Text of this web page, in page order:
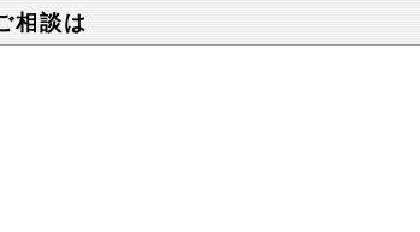
相談は